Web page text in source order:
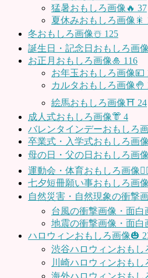
猛暑おもしろ画像🔥 37
夏休みおもしろ画像🎇
冬おもしろ画像☃️ 125
誕生日・記念日おもしろ画
お正月おもしろ画像🎍 116
お年玉おもしろ画像💴
カルタおもしろ画像🤚
絵馬おもしろ画像⛩ 24
成人式おもしろ画像👘 4
バレンタインデーおもしろ
卒業式・入学式おもしろ画
母の日・父の日おもしろ画
運動会・体育おもしろ画像
七夕短冊願い事おもしろ画
自然災害・自然現象の衝撃
台風の衝撃画像・面白
地震の衝撃画像・面白
ハロウィンおもしろ画像🎃
渋谷ハロウィンおもし
川崎ハロウィンおもし
海外ハロウィンおもし